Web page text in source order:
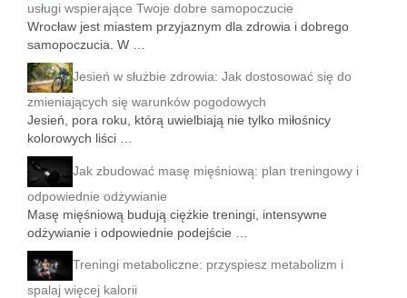
usługi wspierające Twoje dobre samopoczucie
Wrocław jest miastem przyjaznym dla zdrowia i dobrego
samopoczucia. W …
Jesień w służbie zdrowia: Jak dostosować się do
zmieniających się warunków pogodowych
Jesień, pora roku, którą uwielbiają nie tylko miłośnicy
kolorowych liści …
Jak zbudować masę mięśniową: plan treningowy i
odpowiednie odżywianie
Masę mięśniową budują ciężkie treningi, intensywne
odżywianie i odpowiednie podejście …
Treningi metaboliczne: przyspiesz metabolizm i
spalaj więcej kalorii